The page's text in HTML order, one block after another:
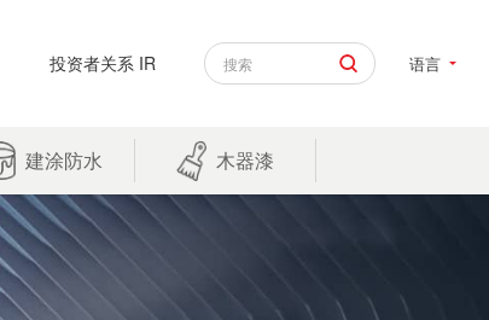
语言
投资者关系 IR
建涂防水 木器漆